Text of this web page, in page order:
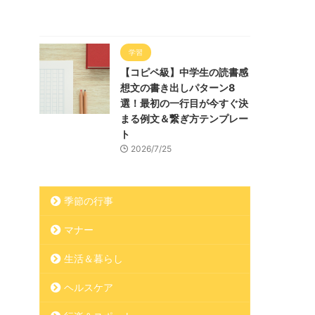
学習
【コピペ級】中学生の読書感
想文の書き出しパターン8
選！最初の一行目が今すぐ決
まる例文＆繋ぎ方テンプレー
ト
2026/7/25
季節の行事
マナー
生活＆暮らし
ヘルスケア